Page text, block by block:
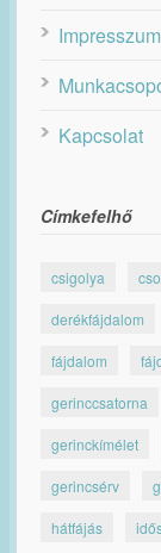
Impresszum
Kapcsolat
Címkefelhő
csigolya
derékfájdalom
fájdalom
gerinccsatorna
gerinckímélet
gerincsérv
hátfájás